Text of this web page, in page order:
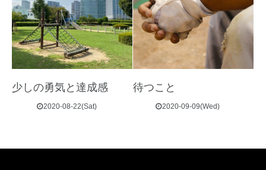
少しの勇気と達成感
2020-08-22(Sat)
待つこと
2020-09-09(Wed)